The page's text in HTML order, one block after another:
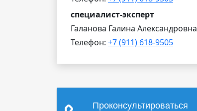
специалист-эксперт
Галанова Галина Александровна
Телефон: +7 (911) 618-9505